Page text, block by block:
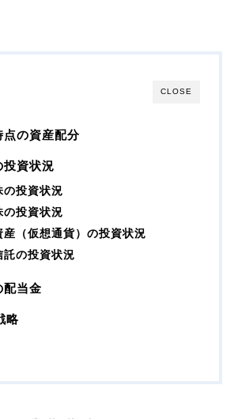
CLOSE
の資産配分
投資状況
の投資状況
の投資状況
産（仮想通貨）の投資状況
託の投資状況
配当金
略